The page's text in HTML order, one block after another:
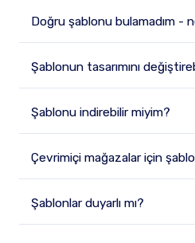
Doğru şablonu bulamadım -
Şablonun tasarımını
Şablonu indirebilir miyim?
Çevrimiçi mağazalar için
Şablonlar duyarlı mı?